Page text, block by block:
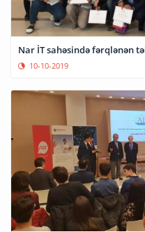
Nar İT sahəsində fərqlənən
10-10-2019